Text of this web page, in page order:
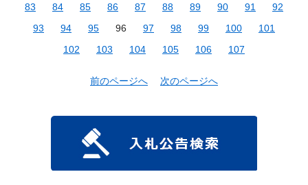
83
84 85 86 87 88 89 90 91
92
93
94 95 96 97 98 99 100
101
102
103 104 105 106 107
前のページへ 次のページへ